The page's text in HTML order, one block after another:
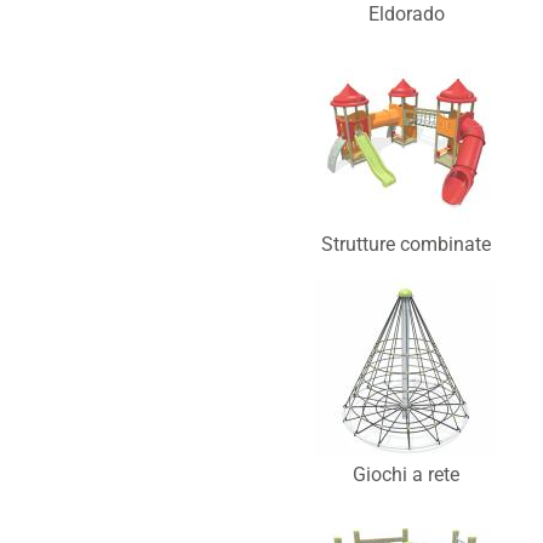
Eldorado
Strutture combinate
Giochi a rete